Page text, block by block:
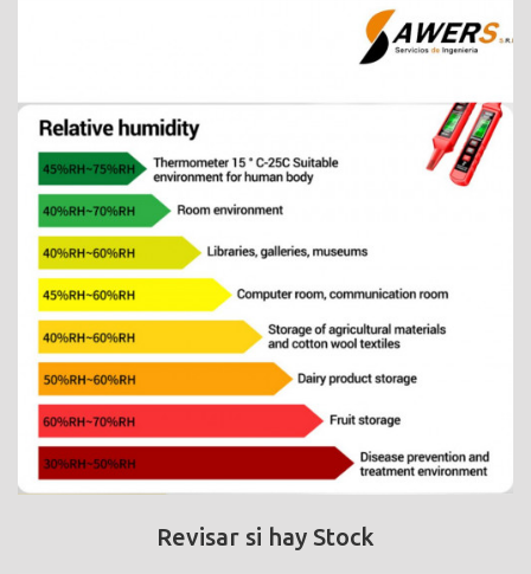
Revisar si hay Stock